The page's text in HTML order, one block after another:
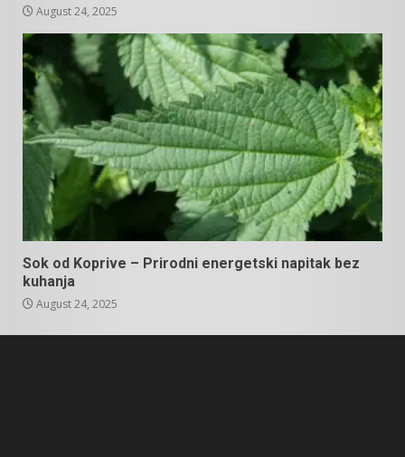
August 24, 2025
Sok od Koprive – Prirodni energetski napitak bez
kuhanja
August 24, 2025